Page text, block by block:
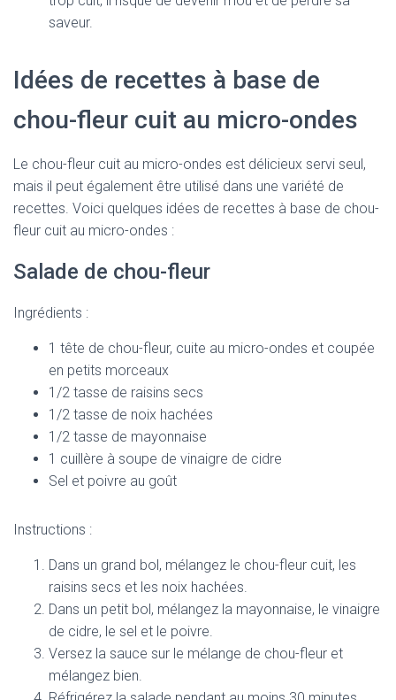
saveur.
Idées de recettes à base de
chou-fleur cuit au micro-ondes
Le chou-fleur cuit au micro-ondes est délicieux servi seul,
mais il peut également être utilisé dans une variété de
recettes. Voici quelques idées de recettes à base de chou-
fleur cuit au micro-ondes :
Salade de chou-fleur
Ingrédients :
1 tête de chou-fleur, cuite au micro-ondes et coupée
en petits morceaux
1/2 tasse de raisins secs
1/2 tasse de noix hachées
1/2 tasse de mayonnaise
1 cuillère à soupe de vinaigre de cidre
Sel et poivre au goût
Instructions :
Dans un grand bol, mélangez le chou-fleur cuit, les
raisins secs et les noix hachées.
Dans un petit bol, mélangez la mayonnaise, le vinaigre
de cidre, le sel et le poivre.
Versez la sauce sur le mélange de chou-fleur et
mélangez bien.